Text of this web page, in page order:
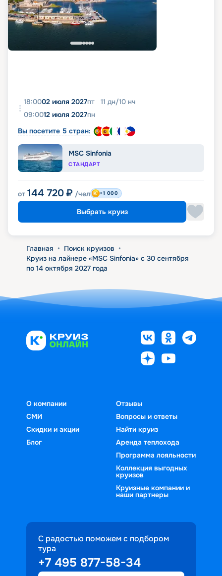
18:0002 июля 2027пт 11 дн/10 нч
09:0012 июля 2027пн
Вы посетите 5 стран:
MSC Sinfonia
СТАНДАРТ
от 144 720 ₽ /чел +1 000
Выбрать круиз
Главная • Поиск круизов •
Круиз на лайнере «MSC Sinfonia» с 30 сентября
по 14 октября 2027 года
О компании
СМИ
Скидки и акции
Блог
Отзывы
Вопросы и ответы
Найти круиз
Аренда теплохода
Программа лояльности
Коллекция выгодных
круизов
Круизные компании и
наши партнеры
С радостью поможем с подбором
тура
+7 495 877-58-34